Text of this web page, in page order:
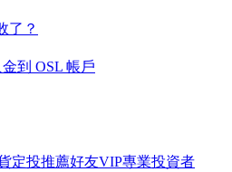
了？
到 OSL 帳戶
定投推薦好友VIP專業投資者